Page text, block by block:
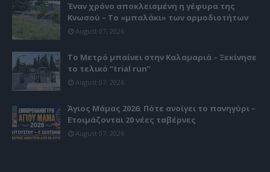
Έναν χρόνο αποκλεισμένη η γέφυρα της
Κνωσού – Το «μπαλάκι» των αρμοδιοτήτων
August 07, 2026
Το Μετρό μπαίνει στην Καλαμαριά – Ξεκίνησε
το τελικό “trial run”
August 07, 2026
Άγιος Μάμας 2026: Πότε ανοίγει το πανηγύρι –
Ετοιμάζονται 20 νέες ταβέρνες
August 07, 2026